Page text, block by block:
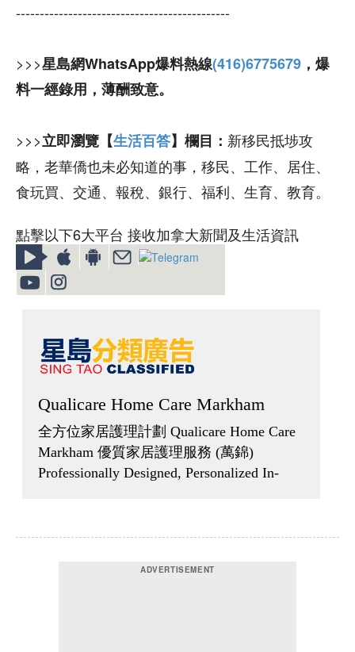
---------------------------------------------
>>>星島網WhatsApp爆料熱線(416)6775679 ，爆
料一經錄用，薄酬致意。
>>>立即瀏覽【生活百答】欄目： 新移民抵埗攻
略，老華僑也未必知道的事，移民、工作、居住、
食玩買、交通、報稅、銀行、福利、生育、教育。
點擊以下6大平台 接收加拿大新聞及生活資訊